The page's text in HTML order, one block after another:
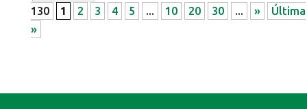
130
1 2 3 4 5 ... 10 20 30 ... »
Última
»